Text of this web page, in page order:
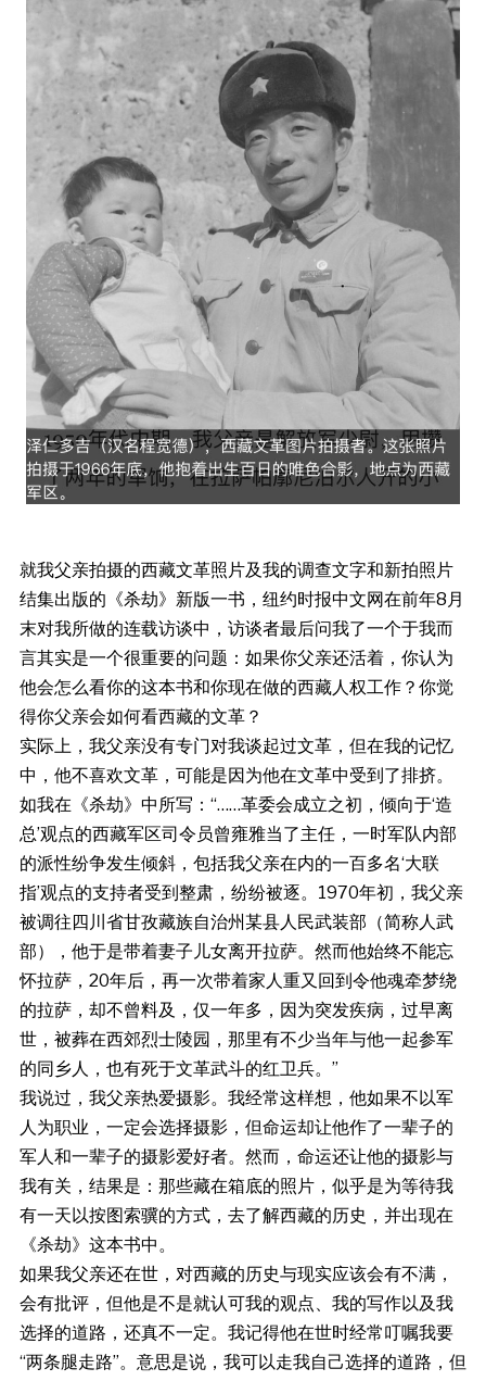
就我父亲拍摄的西藏文革照片及我的调查文字和新拍照片
结集出版的《杀劫》新版一书，纽约时报中文网在前年8月
末对我所做的连载访谈中，访谈者最后问我了一个于我而
言其实是一个很重要的问题：如果你父亲还活着，你认为
他会怎么看你的这本书和你现在做的西藏人权工作？你觉
得你父亲会如何看西藏的文革？
实际上，我父亲没有专门对我谈起过文革，但在我的记忆
中，他不喜欢文革，可能是因为他在文革中受到了排挤。
如我在《杀劫》中所写：“……革委会成立之初，倾向于‘造
总’观点的西藏军区司令员曾雍雅当了主任，一时军队内部
的派性纷争发生倾斜，包括我父亲在内的一百多名‘大联
指’观点的支持者受到整肃，纷纷被逐。1970年初，我父亲
被调往四川省甘孜藏族自治州某县人民武装部（简称人武
部），他于是带着妻子儿女离开拉萨。然而他始终不能忘
怀拉萨，20年后，再一次带着家人重又回到令他魂牵梦绕
的拉萨，却不曾料及，仅一年多，因为突发疾病，过早离
世，被葬在西郊烈士陵园，那里有不少当年与他一起参军
的同乡人，也有死于文革武斗的红卫兵。”
我说过，我父亲热爱摄影。我经常这样想，他如果不以军
人为职业，一定会选择摄影，但命运却让他作了一辈子的
军人和一辈子的摄影爱好者。然而，命运还让他的摄影与
我有关，结果是：那些藏在箱底的照片，似乎是为等待我
有一天以按图索骥的方式，去了解西藏的历史，并出现在
《杀劫》这本书中。
如果我父亲还在世，对西藏的历史与现实应该会有不满，
会有批评，但他是不是就认可我的观点、我的写作以及我
选择的道路，还真不一定。我记得他在世时经常叮嘱我要
“两条腿走路”。意思是说，我可以走我自己选择的道路，但